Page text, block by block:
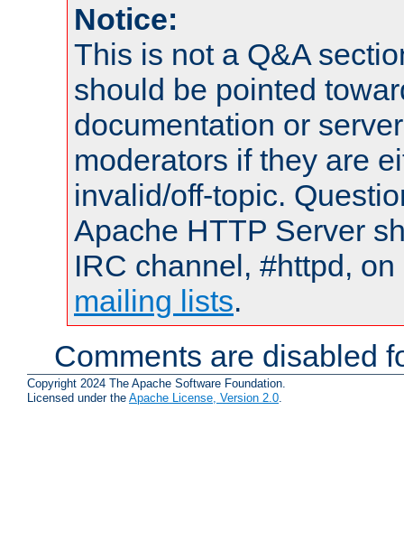
Notice:
This is not a Q&A
should be pointed
documentation or
moderators if they are
invalid/off-topic.
Apache HTTP Server
IRC channel, #httpd,
mailing lists.
Comments are disabled
Copyright 2024 The Apache Software Foundation.
Licensed under the Apache License, Version 2.0.